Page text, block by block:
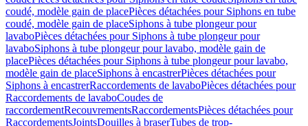
coudé, modèle gain de placePièces détachées pour Siphons en tube
coudé, modèle gain de placeSiphons à tube plongeur pour
lavaboPièces détachées pour Siphons à tube plongeur pour
lavaboSiphons à tube plongeur pour lavabo, modèle gain de
placePièces détachées pour Siphons à tube plongeur pour lavabo,
modèle gain de placeSiphons à encastrerPièces détachées pour
Siphons à encastrerRaccordements de lavaboPièces détachées pour
Raccordements de lavaboCoudes de
raccordementRecouvrementsRaccordementsPièces détachées pour
RaccordementsJointsDouilles à braserTubes de trop-